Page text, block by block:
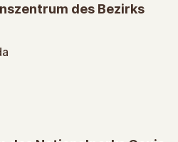
des Bezirks